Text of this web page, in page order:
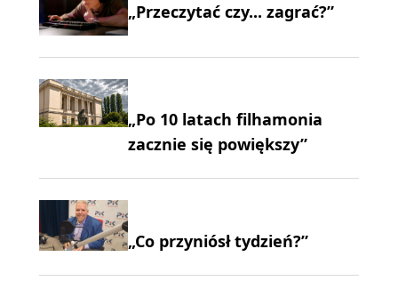
„Przeczytać czy... zagrać?”
„Po 10 latach filhamonia
zacznie się powiększy”
„Co przyniósł tydzień?”